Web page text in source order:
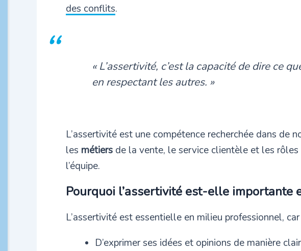
des conflits.
« L’assertivité, c’est la capacité de dire ce
en respectant les autres. »
L’assertivité est une compétence recherchée dans
les métiers de la vente, le service clientèle et les
l’équipe.
Pourquoi l’assertivité est-elle importante
L’assertivité est essentielle en milieu professionnel,
D’exprimer ses idées et opinions de manière